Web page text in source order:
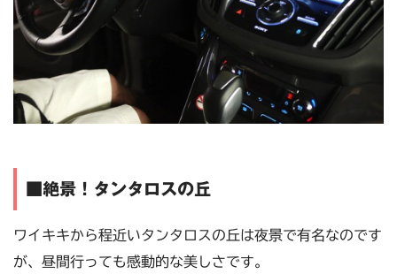
■絶景！タンタロスの丘
ワイキキから程近いタンタロスの丘は夜景で有名なのです
が、昼間行っても感動的な美しさです。